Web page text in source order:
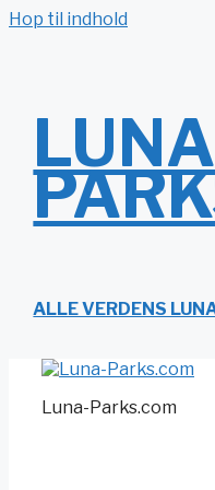
Hop til indhold
ALLE VERDENS
Luna-Parks.com